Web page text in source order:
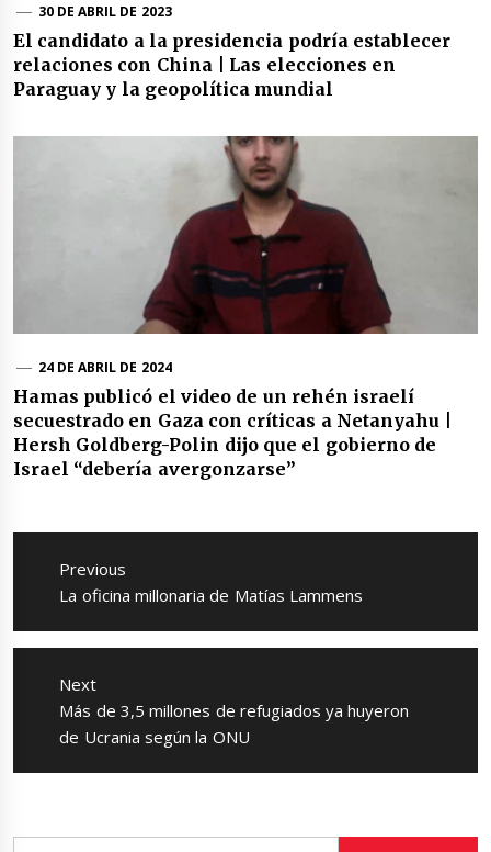
30 DE ABRIL DE 2023
El candidato a la presidencia podría establecer
relaciones con China | Las elecciones en
Paraguay y la geopolítica mundial
24 DE ABRIL DE 2024
Hamas publicó el video de un rehén israelí
secuestrado en Gaza con críticas a Netanyahu |
Hersh Goldberg-Polin dijo que el gobierno de
Israel “debería avergonzarse”
Navegación
entradas
Previous
Previous
La oficina millonaria de Matías Lammens
Next
Next
post:
Más de 3,5 millones de refugiados ya huyeron
de Ucrania según la ONU